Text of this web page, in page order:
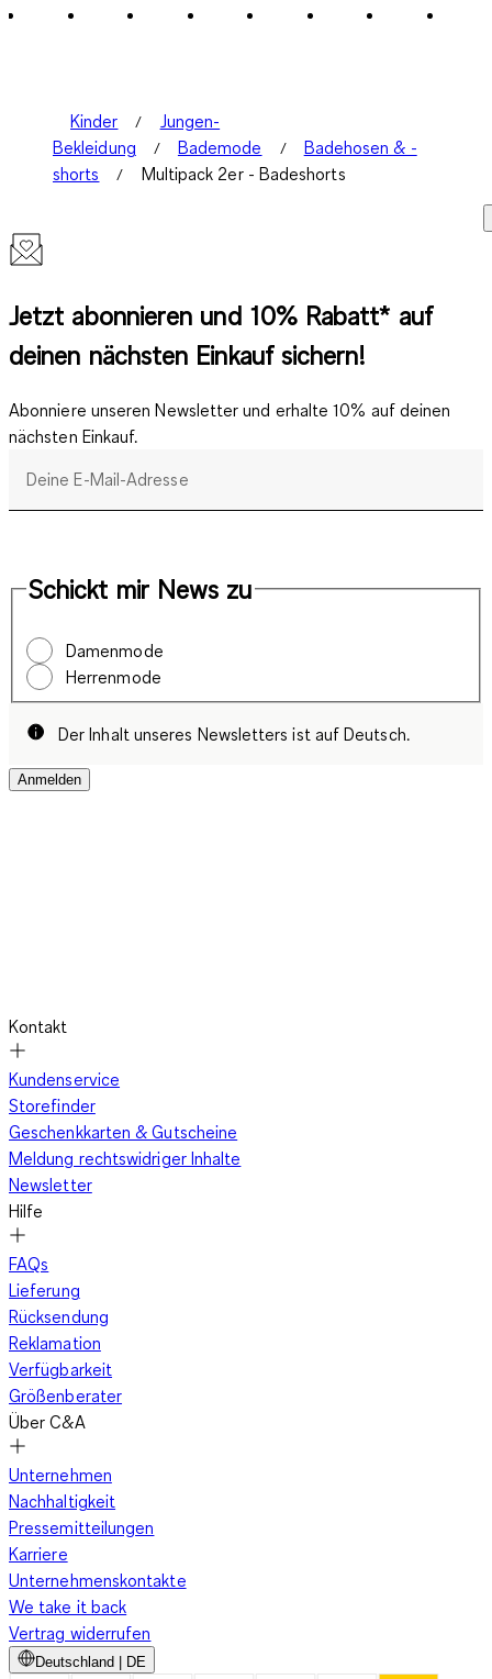
Bewertungen.
Kinder
Jungen-
Bekleidung
Bademode
Badehosen & -
shorts
Multipack 2er - Badeshorts
Jetzt abonnieren und 10% Rabatt* auf
deinen nächsten Einkauf sichern!
Abonniere unseren Newsletter und erhalte 10% auf deinen
nächsten Einkauf.
Deine E-Mail-Adresse
Schickt mir News zu
Damenmode
Herrenmode
Der Inhalt unseres Newsletters ist auf Deutsch.
Anmelden
Kontakt
Kundenservice
Storefinder
Geschenkkarten & Gutscheine
Meldung rechtswidriger Inhalte
Newsletter
Hilfe
FAQs
Lieferung
Rücksendung
Reklamation
Verfügbarkeit
Größenberater
Über C&A
Unternehmen
Nachhaltigkeit
Pressemitteilungen
Karriere
Unternehmenskontakte
We take it back
Vertrag widerrufen
Deutschland | DE